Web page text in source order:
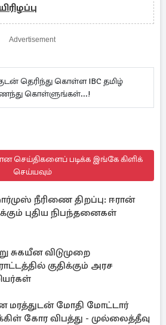
Advertisement
தெரிந்து கொள்ள IBC தமிழ்
கொள்ளுங்கள்...!
செய்திகளைப் படிக்க இங்கே கிளிக்
செய்யவும்
நீரிணை திறப்பு: ஈரான்
புதிய நிபந்தனைகள்
சுகயீன விடுமுறை
குதிக்கும் அரச
மரத்துடன் மோதி மோட்டார்
கோர விபத்து - முல்லைத்தீவு